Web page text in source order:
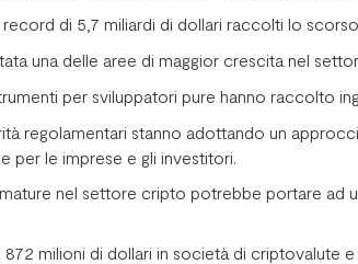
di 5,7 miliardi di dollari raccolti lo
una delle aree di maggior crescita nel
per sviluppatori pure hanno raccolto
regolamentari stanno adottando un
per le imprese e gli investitori.
nel settore cripto potrebbe portare ad
milioni di dollari in società di criptovalute